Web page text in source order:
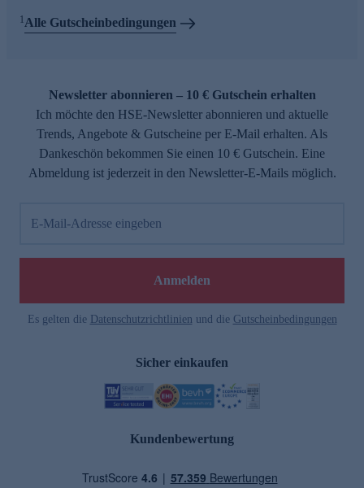
1Alle Gutscheinbedingungen
Newsletter abonnieren – 10 € Gutschein erhalten
Ich möchte den HSE-Newsletter abonnieren und aktuelle
Trends, Angebote & Gutscheine per E-Mail erhalten. Als
Dankeschön bekommen Sie einen 10 € Gutschein. Eine
Abmeldung ist jederzeit in den Newsletter-E-Mails möglich.
E-Mail-Adresse eingeben
Anmelden
Es gelten die Datenschutzrichtlinien und die Gutscheinbedingungen
Sicher einkaufen
Kundenbewertung